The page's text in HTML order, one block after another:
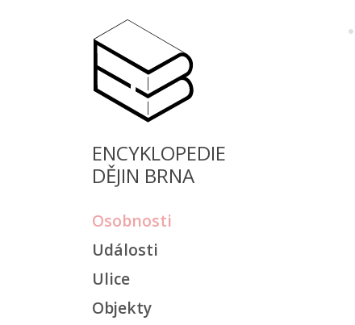
ENCYKLOPEDIE
DĚJIN BRNA
Osobnosti
Události
Ulice
Objekty